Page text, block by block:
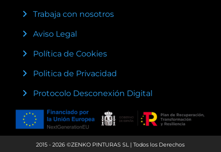
Trabaja con nosotros
Aviso Legal
Política de Cookies
Politica de Privacidad
Protocolo Desconexión Digital
2015 - 2026 ©ZENKO PINTURAS SL | Todos los Derechos